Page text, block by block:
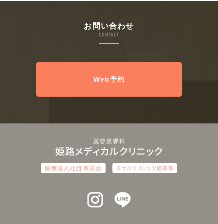
お問い合わせ
CONTACT
Web予約
インスタグラム